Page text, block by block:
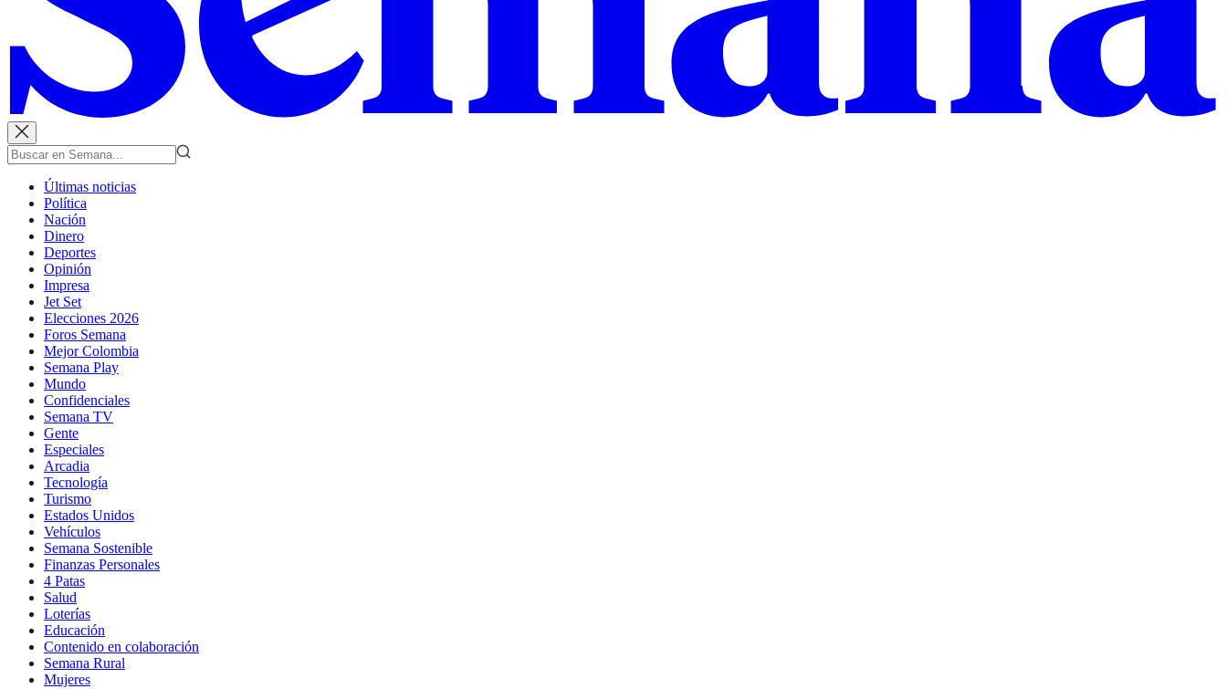
Últimas noticias
Política
Nación
Dinero
Deportes
Opinión
Impresa
Jet Set
Elecciones 2026
Foros Semana
Mejor Colombia
Semana Play
Mundo
Confidenciales
Semana TV
Gente
Especiales
Arcadia
Tecnología
Turismo
Estados Unidos
Vehículos
Semana Sostenible
Finanzas Personales
4 Patas
Salud
Loterías
Educación
Contenido en colaboración
Semana Rural
Mujeres